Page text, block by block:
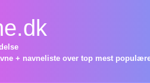
+ navneliste over top mest